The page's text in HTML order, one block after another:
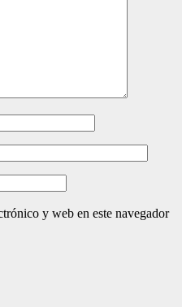
y web en este navegador